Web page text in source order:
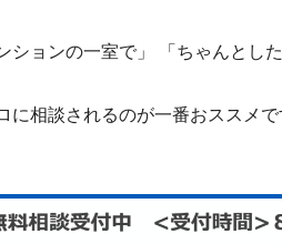
ションの一室で」 「ちゃんとし
に相談されるのが一番おススメ